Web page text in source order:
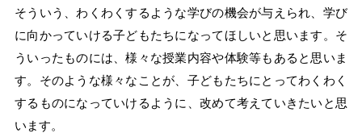
そういう、わくわくするような学びの機会が与えられ、学び
に向かっていける子どもたちになってほしいと思います。そ
ういったものには、様々な授業内容や体験等もあると思いま
す。そのような様々なことが、子どもたちにとってわくわく
するものになっていけるように、改めて考えていきたいと思
います。